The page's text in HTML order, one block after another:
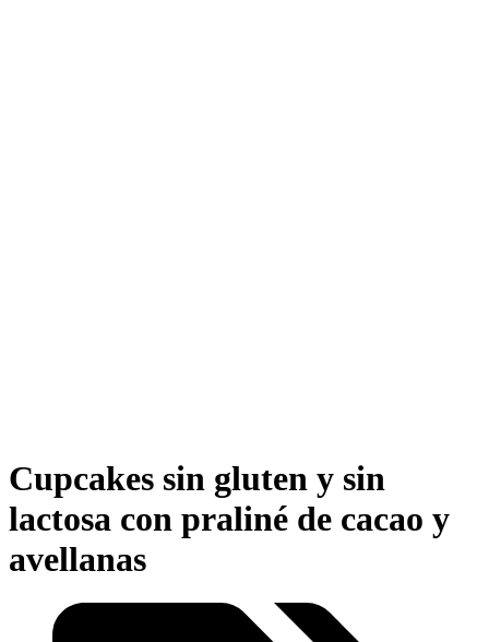
Cupcakes sin gluten y sin
lactosa con praliné de cacao y
avellanas